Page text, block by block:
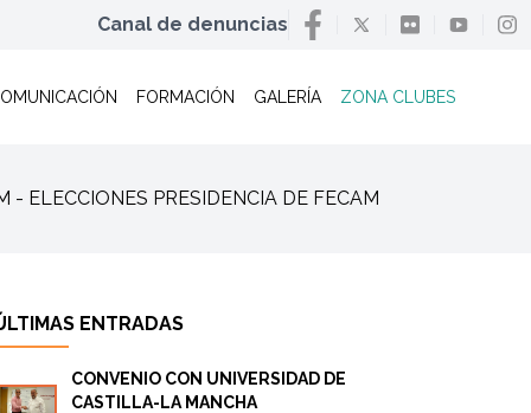
Canal de denuncias
FORMACIÓN GALERÍA ZONA CLUBES
ELECCIONES PRESIDENCIA DE FECAM
ENTRADAS
CONVENIO CON UNIVERSIDAD DE
CASTILLA-LA MANCHA